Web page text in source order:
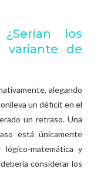
los
variante de
alegando
un déficit en el
un retraso. Una
está únicamente
matemática y
considerar los